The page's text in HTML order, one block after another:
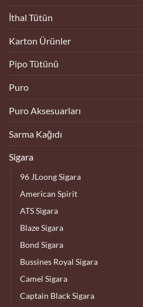
İthal Tütün
Karton Ürünler
Pipo Tütünü
Puro
Puro Aksesuarları
Sarma Kağıdı
Sigara
96 JLoong Sigara
American Spirit
ATS Sigara
Blaze Sigara
Bond Sigara
Bussines Royal Sigara
Camel Sigara
Captain Black Sigara